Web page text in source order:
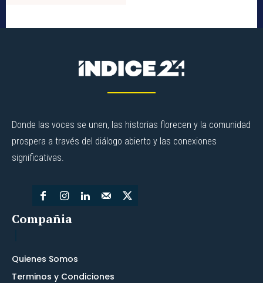
Donde las voces se unen, las historias florecen y la comunidad
prospera a través del diálogo abierto y las conexiones
significativas.
Compañia
Quienes Somos
Terminos y Condiciones